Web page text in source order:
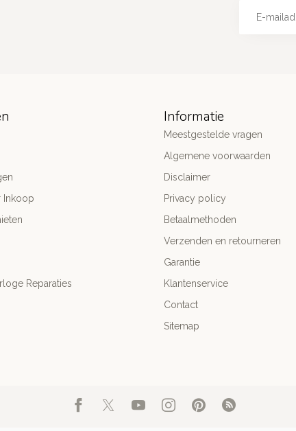
Inkoop
Reparaties
Informatie
Meestgestelde vragen
Algemene voorwaarden
Disclaimer
Privacy policy
Betaalmethoden
Verzenden en retourneren
Garantie
Klantenservice
Contact
Sitemap